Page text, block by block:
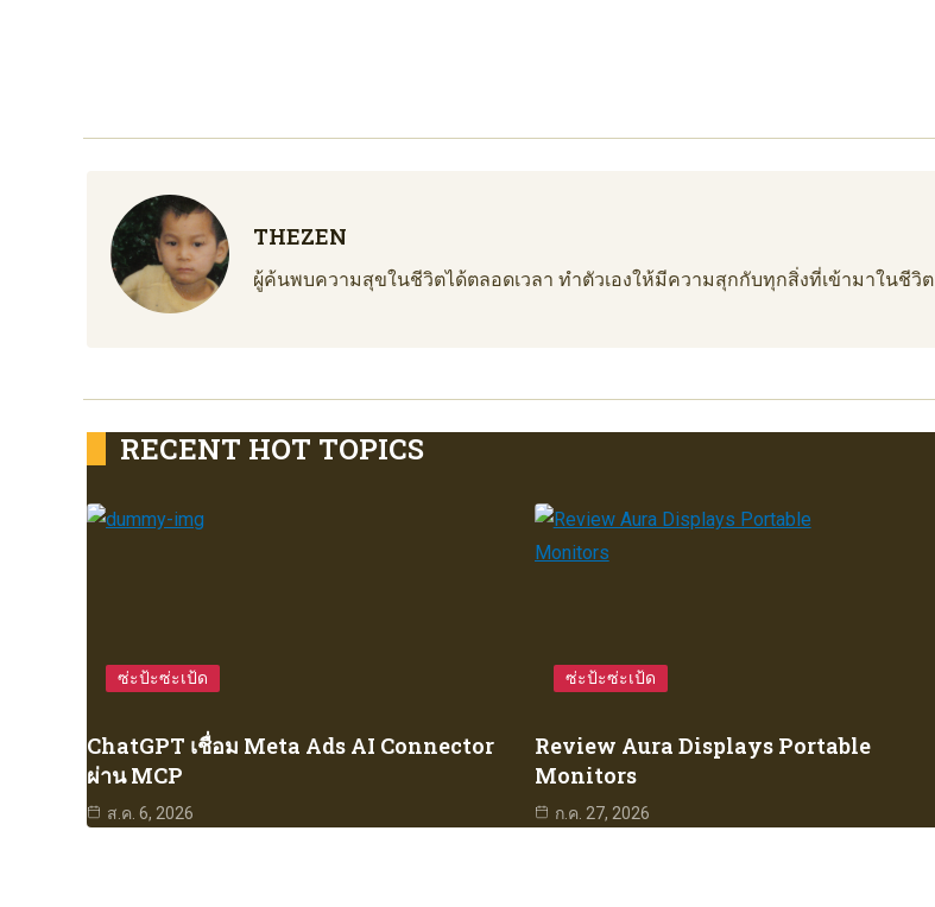
THEZEN
ผู้ค้นพบความสุขในชีวิตได้ตลอดเวลา ทำตัวเองให้มีความสุกกับทุกสิ่งที่เข้ามาในชีวิต
RECENT HOT TOPICS
ซ่ะป้ะซ่ะเป้ด
ChatGPT เชื่อม Meta Ads AI Connector
ผ่าน MCP
ส.ค. 6, 2026
ซ่ะป้ะซ่ะเป้ด
Review Aura Displays Portable
Monitors
ก.ค. 27, 2026